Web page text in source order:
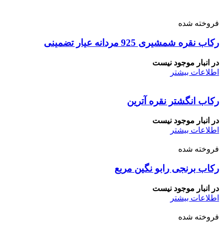
فروخته شده
رکاب نقره شمشیری 925 مردانه عیار تضمینی
در انبار موجود نیست
اطلاعات بیشتر
رکاب انگشتر نقره آترین
در انبار موجود نیست
اطلاعات بیشتر
فروخته شده
رکاب برنجی رابو نگین مربع
در انبار موجود نیست
اطلاعات بیشتر
فروخته شده